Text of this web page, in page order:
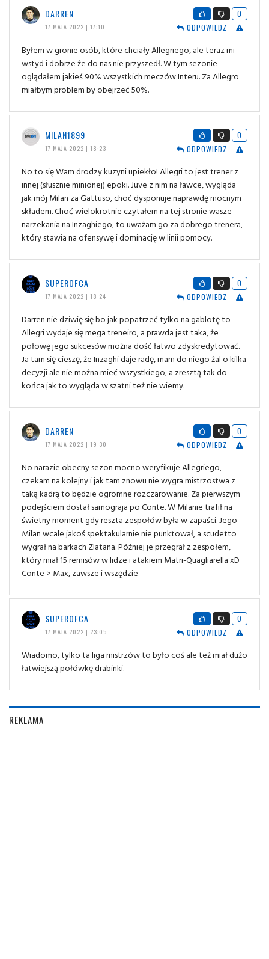
DARREN
17 MAJA 2022 | 17:10
0
ODPOWIEDZ
Byłem w gronie osób, które chciały Allegriego, ale teraz mi
wstyd i dobrze że do nas nie przyszedł. W tym sezonie
oglądałem jakieś 90% wszystkich meczów Interu. Za Allegro
miałbym problem by obejrzeć 50%.
MILAN1899
17 MAJA 2022 | 18:23
0
ODPOWIEDZ
No to się Wam drodzy kuzyni upiekło! Allegri to jest trener z
innej (słusznie minionej) epoki. Juve z nim na ławce, wygląda
jak mój Milan za Gattuso, choć dysponuje naprawdę mocnym
składem. Choć wielokrotnie czytałem na tej stronie wasze
narzekania na Inzaghiego, to uważam go za dobrego trenera,
który stawia na ofensywę i dominację w linii pomocy.
SUPEROFCA
17 MAJA 2022 | 18:24
0
ODPOWIEDZ
Darren nie dziwię się bo jak popatrzeć tylko na gablotę to
Allegri wydaje się mega treneiro, a prawda jest taka, że
połowę jego sukcesów można dość łatwo zdyskredytować.
Ja tam się cieszę, że Inzaghi daje radę, mam do niego żal o kilka
decyzji ale nie można mieć wszystkiego, a zresztą tak do
końca jak to wygląda w szatni też nie wiemy.
DARREN
17 MAJA 2022 | 19:30
0
ODPOWIEDZ
No narazie obecny sezon mocno weryfikuje Allegriego,
czekam na kolejny i jak tam znowu nie wygra mistrzostwa z
taką kadrą to będzie ogromne rozczarowanie. Za pierwszym
podejściem dostał samograja po Conte. W Milanie trafił na
świetny moment gdy reszta zespołów była w zapaści. Jego
Milan wcale jakoś spektakularnie nie punktował, a scudetto
wygrał na barkach Zlatana. Później je przegrał z zespołem,
który miał 15 remisów w lidze i atakiem Matri-Quagliarella xD
Conte > Max, zawsze i wszędzie
SUPEROFCA
17 MAJA 2022 | 23:05
0
ODPOWIEDZ
Wiadomo, tylko ta liga mistrzów to było coś ale też miał dużo
łatwiejszą połówkę drabinki.
REKLAMA